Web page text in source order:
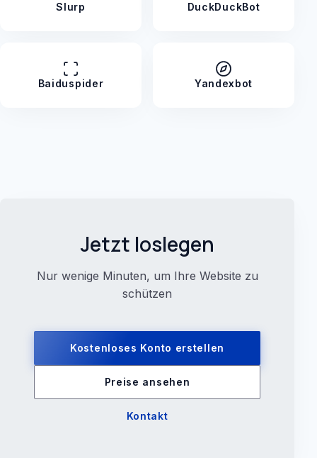
Slurp DuckDuckBot
Baiduspider Yandexbot
Jetzt loslegen
Nur wenige Minuten, um Ihre Website zu
schützen
Kostenloses Konto erstellen
Preise ansehen
Kontakt